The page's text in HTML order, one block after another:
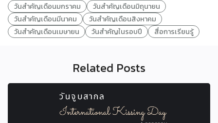
วันสำคัญเดือนมกราคม
วันสำคัญเดือนมิถุนายน
วันสำคัญเดือนมีนาคม
วันสำคัญเดือนสิงหาคม
วันสำคัญเดือนเมษายน
วันสำคัญในรอบปี สื่อการเรียนรู้
Related Posts